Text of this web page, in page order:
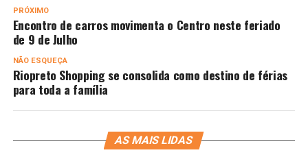
PRÓXIMO
Encontro de carros movimenta o Centro neste feriado
de 9 de Julho
NÃO ESQUEÇA
Riopreto Shopping se consolida como destino de férias
para toda a família
AS MAIS LIDAS